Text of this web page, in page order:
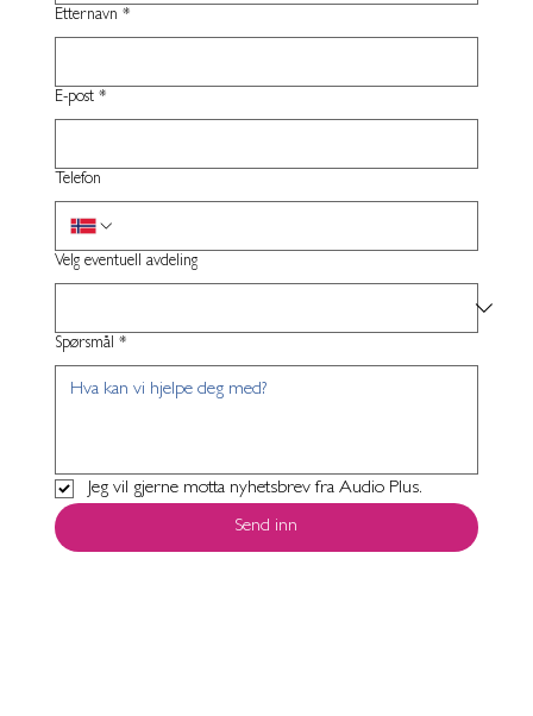
Etternavn *
E-post *
Telefon
Velg eventuell avdeling
Spørsmål *
Jeg vil gjerne motta nyhetsbrev fra Audio Plus.
Send inn